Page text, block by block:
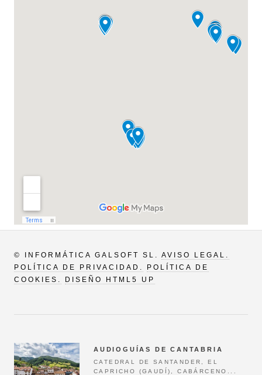
© INFORMÁTICA GALSOFT SL. AVISO LEGAL.
POLÍTICA DE PRIVACIDAD.
POLÍTICA DE
COOKIES.
DISEÑO HTML5 UP
AUDIOGUÍAS DE CANTABRIA
CATEDRAL DE SANTANDER, EL
CAPRICHO (GAUDÍ), CABÁRCENO...